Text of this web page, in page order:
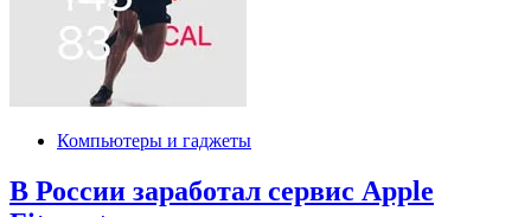
Компьютеры и гаджеты
В России заработал сервис Apple